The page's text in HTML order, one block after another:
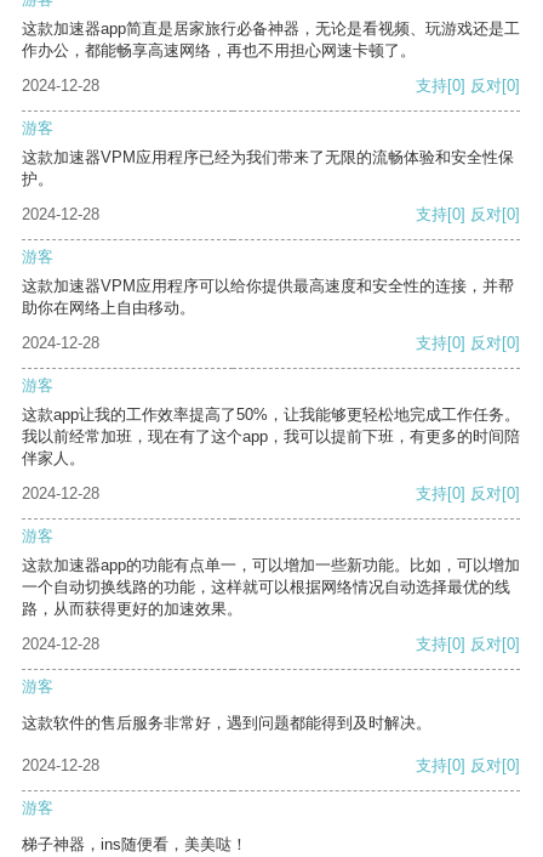
这款加速器app简直是居家旅行必备神器，无论是看视频、玩游戏还是工
作办公，都能畅享高速网络，再也不用担心网速卡顿了。
2024-12-28
支持[0] 反对[0]
游客
这款加速器VPM应用程序已经为我们带来了无限的流畅体验和安全性保
护。
2024-12-28
支持[0] 反对[0]
游客
这款加速器VPM应用程序可以给你提供最高速度和安全性的连接，并帮
助你在网络上自由移动。
2024-12-28
支持[0] 反对[0]
游客
这款app让我的工作效率提高了50%，让我能够更轻松地完成工作任务。
我以前经常加班，现在有了这个app，我可以提前下班，有更多的时间陪
伴家人。
2024-12-28
支持[0] 反对[0]
游客
这款加速器app的功能有点单一，可以增加一些新功能。比如，可以增加
一个自动切换线路的功能，这样就可以根据网络情况自动选择最优的线
路，从而获得更好的加速效果。
2024-12-28
支持[0] 反对[0]
游客
这款软件的售后服务非常好，遇到问题都能得到及时解决。
2024-12-28 支持[0] 反对[0]
游客
梯子神器，ins随便看，美美哒！